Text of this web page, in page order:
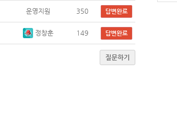
운영지원 350 답변완료
정창훈 149 답변완료
질문하기